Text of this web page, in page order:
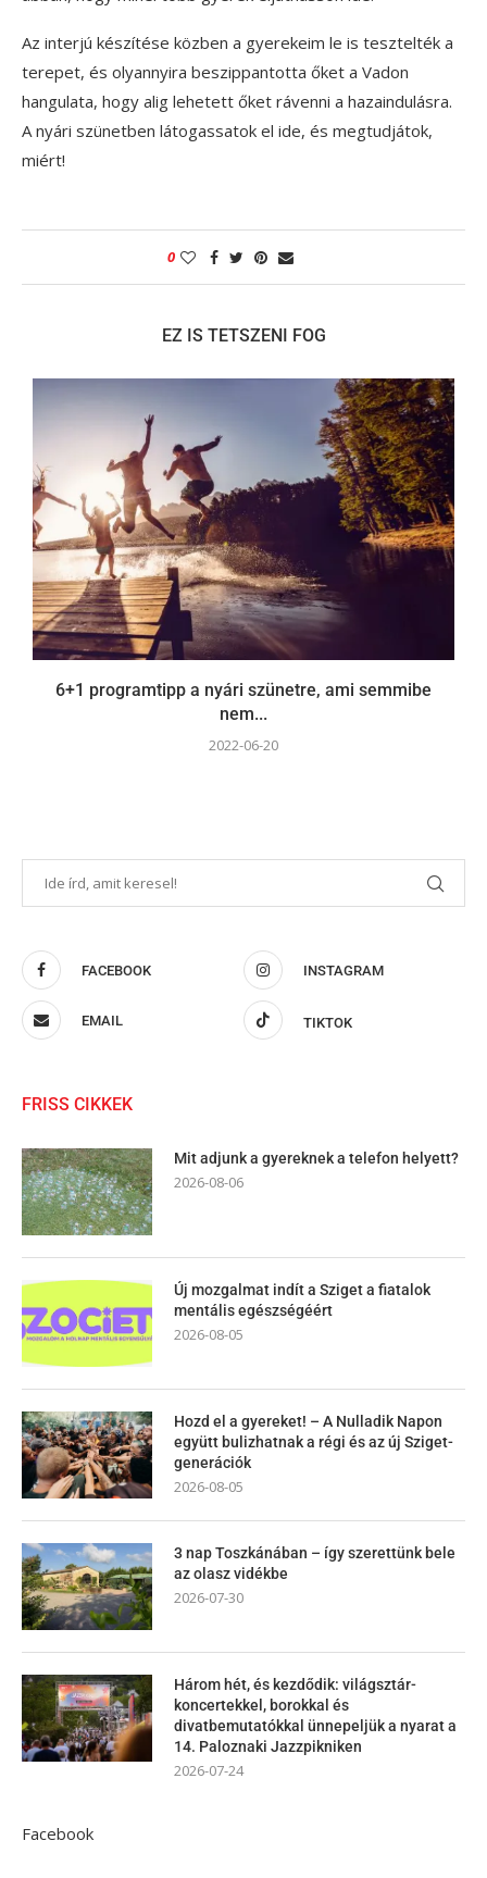
Az interjú készítése közben a gyerekeim le is tesztelték a
terepet, és olyannyira beszippantotta őket a Vadon
hangulata, hogy alig lehetett őket rávenni a hazaindulásra.
A nyári szünetben látogassatok el ide, és megtudjátok,
miért!
0
EZ IS TETSZENI FOG
6+1 programtipp a nyári szünetre, ami semmibe
nem...
2022-06-20
FACEBOOK INSTAGRAM
EMAIL TIKTOK
FRISS CIKKEK
Mit adjunk a gyereknek a telefon helyett?
2026-08-06
Új mozgalmat indít a Sziget a fiatalok
mentális egészségéért
2026-08-05
Hozd el a gyereket! – A Nulladik Napon
együtt bulizhatnak a régi és az új Sziget-
generációk
2026-08-05
3 nap Toszkánában – így szerettünk bele
az olasz vidékbe
2026-07-30
Három hét, és kezdődik: világsztár-
koncertekkel, borokkal és
divatbemutatókkal ünnepeljük a nyarat a
14. Paloznaki Jazzpikniken
2026-07-24
Facebook